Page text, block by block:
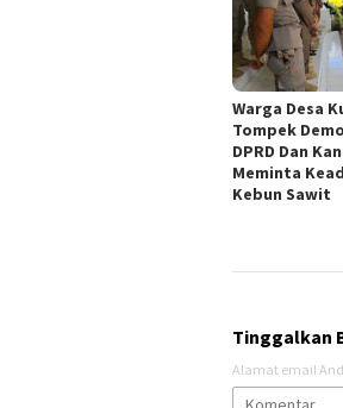
Warga Desa
Tompek
DPRD Dan
Meminta
Kebun Sawit
Tinggalkan
Alamat email